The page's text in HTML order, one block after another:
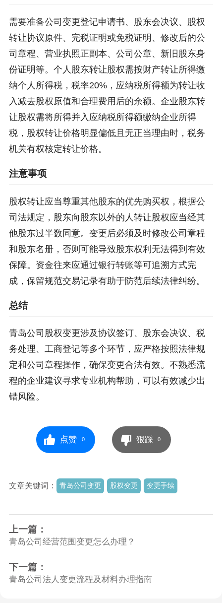
需要准备公司变更登记申请书、股东会决议、股权
转让协议原件、完税证明或免税证明、修改后的公
司章程、营业执照正副本、公司公章、新旧股东身
份证明等。个人股东转让股权需按财产转让所得缴
纳个人所得税，税率20%，应纳税所得额为转让收
入减去股权原值和合理费用后的余额。企业股东转
让股权需将所得并入应纳税所得额缴纳企业所得
税，股权转让价格明显偏低且无正当理由时，税务
机关有权核定转让价格。
注意事项
股权转让应当尊重其他股东的优先购买权，根据公
司法规定，股东向股东以外的人转让股权应当经其
他股东过半数同意。变更后必须及时修改公司章程
和股东名册，否则可能导致股东权利无法得到有效
保障。资金往来应通过银行转账等可追溯方式完
成，保留规范交易记录有助于防范后续法律纠纷。
总结
青岛公司股权变更涉及协议签订、股东会决议、税
务处理、工商登记等多个环节，应严格按照法律规
定和公司章程操作，确保变更合法有效。不熟悉流
程的企业建议寻求专业机构帮助，可以有效减少出
错风险。
点赞 0 狠踩 0
文章关键词： 青岛公司变更 股权变更 变更手续
上一篇：
青岛公司经营范围变更怎么办理？
下一篇：
青岛公司法人变更流程及材料办理指南